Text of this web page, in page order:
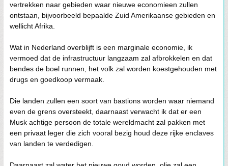
vertrekken naar gebieden waar nieuwe economieen zullen
ontstaan, bijvoorbeeld bepaalde Zuid Amerikaanse gebieden en
wellicht Afrika.
Wat in Nederland overblijft is een marginale economie, ik
vermoed dat de infrastructuur langzaam zal afbrokkelen en dat
bendes de boel runnen, het volk zal worden koestgehouden met
drugs en goedkoop vermaak.
Die landen zullen een soort van bastions worden waar niemand
even de grens oversteekt, daarnaast verwacht ik dat er een
Musk achtige persoon de totale wereldmacht zal pakken met
een privaat leger die zich vooral bezig houd deze rijke enclaves
van landen te verdedigen.